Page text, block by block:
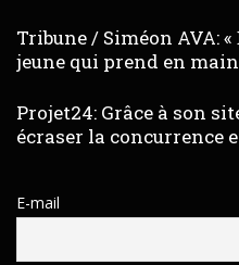
Tribune / Siméon AVA: «
jeune qui prend en main
Projet24: Grâce à son
écraser la concurrence
E-mail